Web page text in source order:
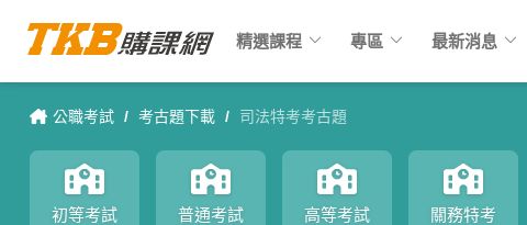
公職考試 / 考古題下載 / 司法特考考古題
初等考試 普通考試 高等考試 關務特考
精選課程 keyboard_arrow_down 專區 keyboard_arrow_down 最新消息 keyboard_arrow_down